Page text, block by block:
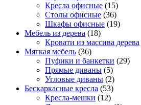
Кресла офисные (15)
Столы офисные (36)
Шкафы офисные (19)
Мебель из дерева (18)
Кровати из массива дерева
Мягкая мебель (36)
Пуфики и банкетки (29)
Прямые диваны (5)
Угловые диваны (2)
Бескаркасные кресла (53)
Кресла-мешки (12)